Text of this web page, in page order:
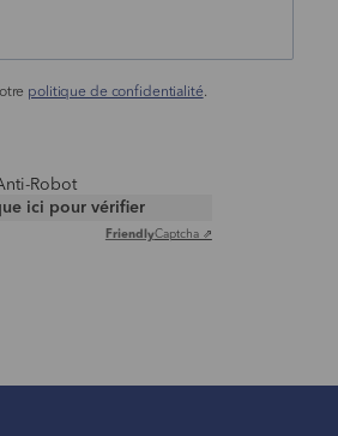
politique de confidentialité.
Robot
ici pour vérifier
FriendlyCaptcha ⇗